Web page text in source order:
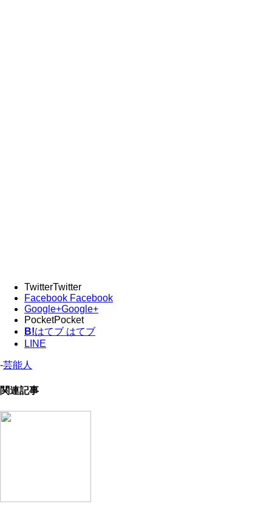
TwitterTwitter
Facebook Facebook
Google+Google+
PocketPocket
B!はてブ はてブ
LINE
-芸能人
関連記事